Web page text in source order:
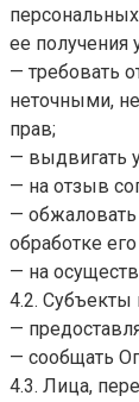
ее получения
— требовать
неточными,
прав;
— выдвигать
— на отзыв
—
обработке
— на
4.2.
—
— сообщать
4.3. Лица,